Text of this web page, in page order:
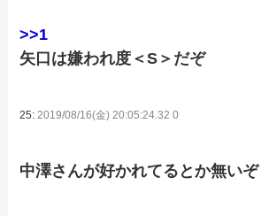
>>1
矢口は嫌われ度＜S＞だぞ
25:2019/08/16(金) 20:05:24.32 0
中澤さんが好かれてるとか無いぞ